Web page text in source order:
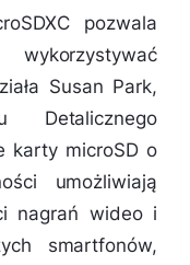
pozwala
Susan Park,
Detalicznego
karty microSD o
umożliwiają
nagrań wideo i
smartfonów,